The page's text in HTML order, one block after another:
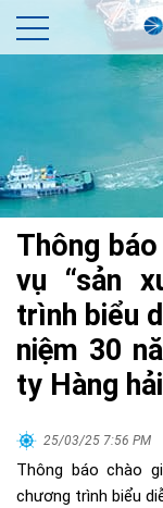
Thông
vụ “sản
trình biểu
niệm 30
ty Hàng
25/03/25 7:56 PM
Thông báo chào
chương trình biểu